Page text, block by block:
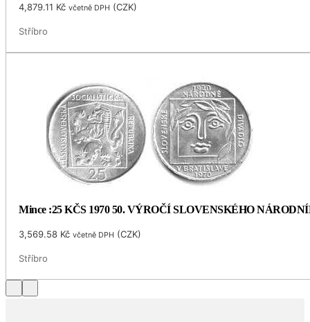
4,879.11 Kč včetně DPH (CZK)
Stříbro
Mince :25 KČS 1970 50. VÝROČÍ SLOVENSKÉHO
3,569.58 Kč včetně DPH (CZK)
Stříbro